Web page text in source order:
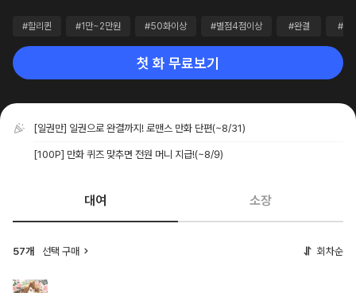
#할리퀸 #1만~2만원 #50화이상 #별점4점이상 #완결 #대
첫 화 무료보기
[일권만] 일권으로 완결까지! 로맨스 만화 단편(~8/31)
[100P] 만화 퀴즈 맞추면 전원 머니 지급!(~8/9)
대여 소장
57개 선택 구매 회차순